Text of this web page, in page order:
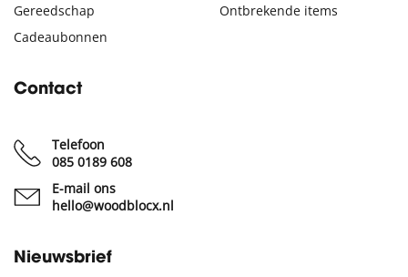
Gereedschap
Cadeaubonnen
Ontbrekende items
Contact
Telefoon
085 0189 608
E-mail ons
hello@woodblocx.nl
Nieuwsbrief